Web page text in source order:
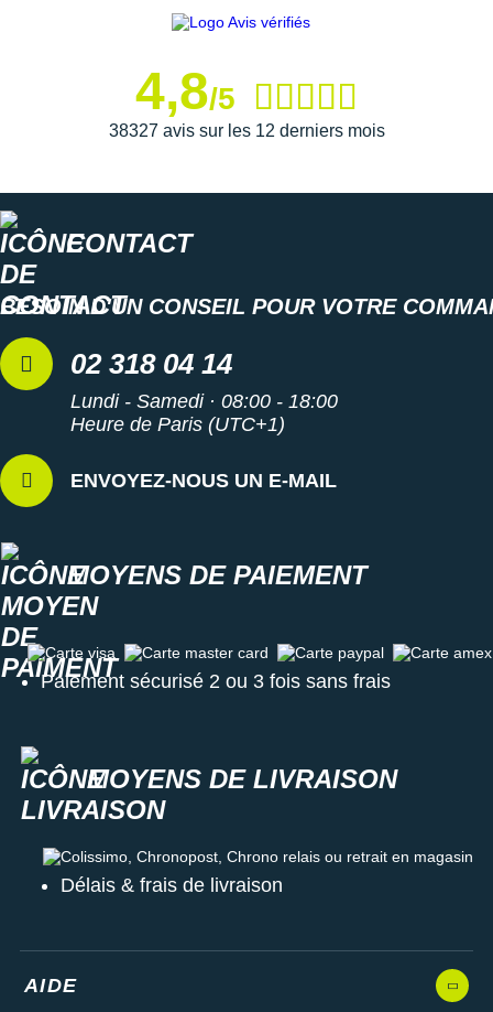
Asics
4,8/5
38327 avis sur les 12 derniers mois
CONTACT
BESOIN D'UN CONSEIL POUR VOTRE
02 318 04 14
Lundi - Samedi · 08:00 - 18:00
Heure de Paris (UTC+1)
ENVOYEZ-NOUS UN E-MAIL
MOYENS DE PAIEMENT
Carte visa Carte master card Carte paypal Carte amex
Paiement sécurisé 2 ou 3 fois sans frais
MOYENS DE LIVRAISON
Colissimo, Chronopost, Chrono relais ou retrait en magasin
Délais & frais de livraison
AIDE